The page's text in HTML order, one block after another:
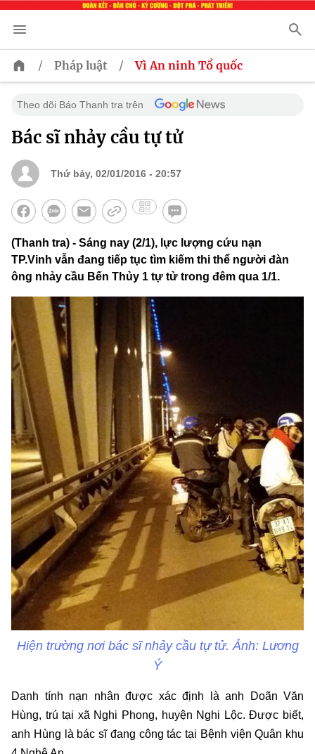
/ Pháp luật / Vì An ninh Tổ quốc
Theo dõi Báo Thanh tra trên
Bác sĩ nhảy cầu tự tử
Thứ bảy, 02/01/2016 - 20:57
(Thanh tra) - Sáng nay (2/1), lực lượng cứu nạn
TP.Vinh vẫn đang tiếp tục tìm kiếm thi thể người đàn
ông nhảy cầu Bến Thủy 1 tự tử trong đêm qua 1/1.
Hiện trường nơi bác sĩ nhảy cầu tự tử. Ảnh: Lương
Ý
Danh tính nạn nhân được xác định là anh Doãn Văn
Hùng, trú tại xã Nghi Phong, huyện Nghi Lộc. Được biết,
anh Hùng là bác sĩ đang công tác tại Bệnh viện Quân khu